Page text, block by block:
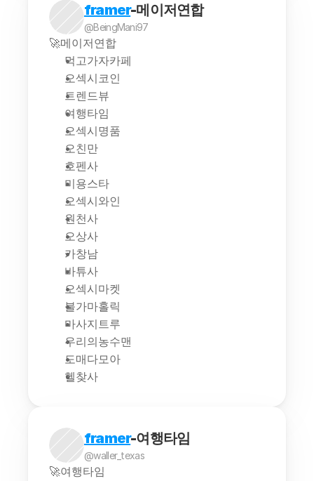
framer-메이저연합
@BeingMani97
🚀메이저연합
먹고가자카페
오섹시코인
트렌드뷰
여행타임
오섹시명품
오친만
호펜사
미용스타
오섹시와인
원천사
오상사
카창남
바튜사
오섹시마켓
불가마홀릭
마사지트루
우리의농수맨
도매다모아
헬찾사
framer-여행타임
@waller_texas
🚀여행타임